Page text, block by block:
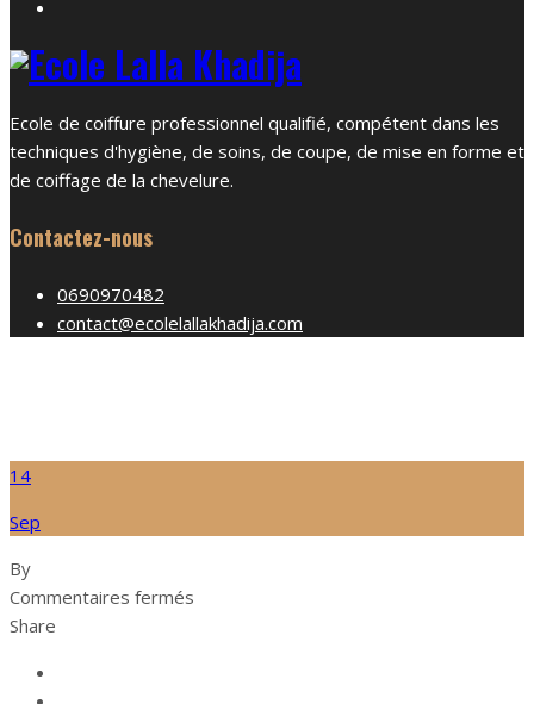
Ecole de coiffure professionnel qualifié, compétent dans les
techniques d'hygiène, de soins, de coupe, de mise en forme et
de coiffage de la chevelure.
Contactez-nous
0690970482
contact@ecolelallakhadija.com
14
Sep
By
Commentaires fermés
Share